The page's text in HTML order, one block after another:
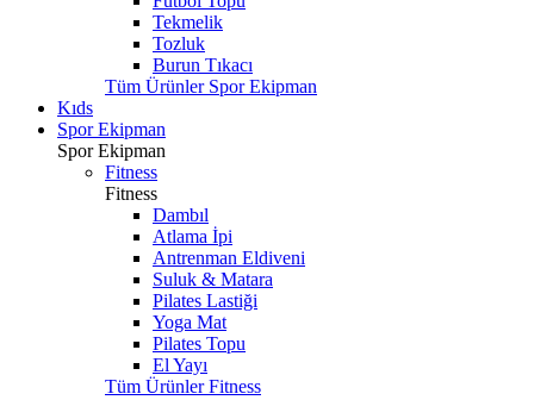
Tekmelik
Tozluk
Burun Tıkacı
Tüm Ürünler Spor Ekipman
Kıds
Spor Ekipman
Spor Ekipman
Fitness
Fitness
Dambıl
Atlama İpi
Antrenman Eldiveni
Suluk & Matara
Pilates Lastiği
Yoga Mat
Pilates Topu
El Yayı
Tüm Ürünler Fitness